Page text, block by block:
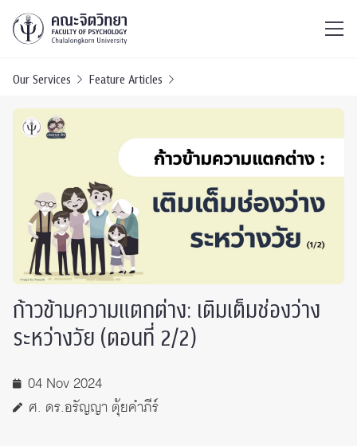
Our Services Feature Articles
ก้าวข้ามความแตกต่าง: เติมเต็มช่องว่าง
ระหว่างวัย (ตอนที่ 2/2)
04 Nov 2024
ศ. ดร.อรัญญา ตุ้ยคำภีร์